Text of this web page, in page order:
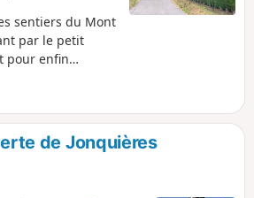
sentiers du Mont
par le petit
pour enfin
de Jonquières